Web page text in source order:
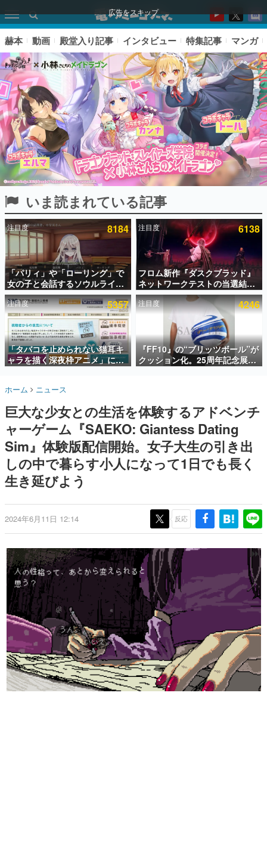
広告をスキップ
ピックアップ
電ファミのいま読まれている記事ランキング
アプリセール情報
インタビュー
連載・特集一覧
殿堂入り記事
SNS拡散数が数千以上！ ページビュー数万以上！ などな
ど。多くの人々に読まれた、電ファミ渾身の“殿堂入り”記
事をまとめました。
名作ゲームクリエイターの方々に製作時のエピソードをお
きます。
赫本
この物語を解いてはいけない。『赫本』は、〈試験問題〉
の形をした短編ホラー小説集です。
新世代に訊く
これからのデジタルゲーム市場を担う若きクリエイター達
ゲーム世代の作家たち
ゲームに多大な影響を受けた作家さんに取材し、ゲームが
画です。
日本モバイルゲーム産業史
日本のモバイルゲーム史における主要なトピック・タイト
ルを網羅するほか、開発者へのインタビューや識者による
解説を掲載。約20年の歴史が一望できる決定版！
若ゲのいたり〜ゲームクリエイターの青春〜
『うつヌケ』『ペンと箸』等で知られるマンガ家・田中圭
一先生によるゲーム業界レポートマンガです。
なんでゲームは面白い？
ゲーム開発者・hamatsu氏がゲームの魅力を画面や操作の
具体的な形から解き明かしていく、硬派で骨太な評論連載
赫本 動画 殿堂入り記事 インタビュー 特集記事 マンガ
いま読まれている記事
注目度 8184
「パリィ」や「ローリング」で
女の子と会話するソウルライク
恋愛ゲーム『小早川さんはソウ
ルライク』無料公開。返事に失
敗すると「YOU DIED」
注目度 6138
フロム新作『ダスクブラッド』
ネットワークテストの当選結果
が8月7日22時に発表。応募サイ
トのマイページから確認可能、
テスト実施は8月21日～24日
注目度 5357
「タバコを止められない猫耳キ
ャラを描く深夜枠アニメ」に視
聴者の一部から批判意見。違法
て、BPOが議論を交わす
注目度 4246
『FF10』の“ブリッツボール”が
クッション化。25周年記念展
「FINAL FANTASY X
ホーム ニュース
巨大な少女との生活を体験するアドベンチ
ャーゲーム『SAEKO: Giantess Dating
Sim』体験版配信開始。女子大生の引き出
しの中で暮らす小人になって1日でも長く
生き延びよう
2024年6月11日 12:14 反応